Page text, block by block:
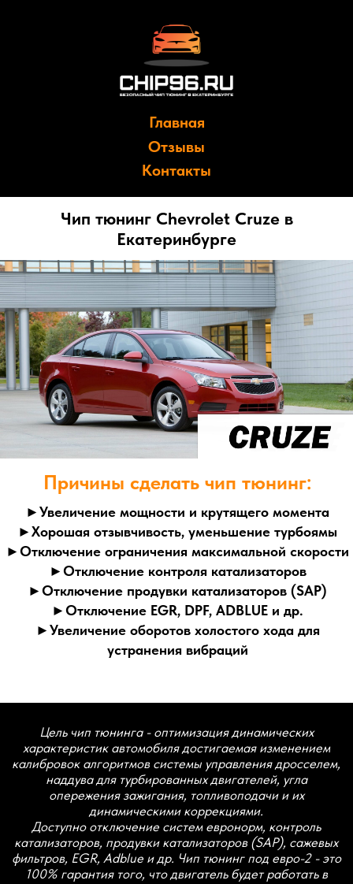
Главная
Отзывы
Контакты
Чип тюнинг Chevrolet Cruze в
Екатеринбурге
►Увеличение мощности и крутящего момента
►Хорошая отзывчивость, уменьшение турбоямы
►Отключение ограничения максимальной скорости
►Отключение контроля катализаторов
►Отключение продувки катализаторов (SAP)
►Отключение EGR, DPF, ADBLUE и др.
►Увеличение оборотов холостого хода для
Причины сделать чип тюнинг:
Цель чип тюнинга - оптимизация динамических
характеристик автомобиля достигаемая изменением
калибровок алгоритмов системы управления дросселем,
наддува для турбированных двигателей, угла
опережения зажигания, топливоподачи и их
динамическими коррекциями.
Доступно отключение систем евронорм, контроль
катализаторов, продувки катализаторов (SAP), сажевых
фильтров, EGR, Adblue и др. Чип тюнинг под евро-2 - это
100% гарантия того, что двигатель будет работать в
штатном режиме без ошибок по катализатору и системам
евронорм. Вам не понадобятся всякого рода обманки на
датчики кислорода, мы грамотно отключим его
удалением, так как вышедший из строя катализатор
Так же мы занимаемся слесарными работами по
удалению катализаторов, сажевых фильтров и других
систем евронорм. Не спешите удалять исправный
катализатор! Удаление исправного катализатора не
принесет положительных изменений, а наоборот может
навредить двигателю! Состояние катализаторов можно
оценить с помощью профессиональной диагностики! При
отключение EGR используем качественные заглушки из
жаропрочной нержавеющей стали. Стоимость работ
уточняйте!